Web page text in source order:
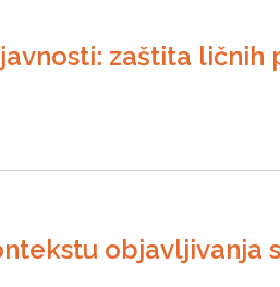
zaštita ličnih
objavljivanja